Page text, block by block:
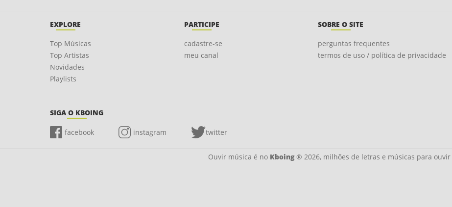
EXPLORE
Top Músicas
Top Artistas
Novidades
Playlists
PARTICIPE
cadastre-se
meu canal
SOBRE O SITE
perguntas frequentes
termos de uso / política de privacidade
SIGA O KBOING
facebook instagram twitter
Ouvir música é no Kboing® 2026, milhões de letras e músicas para ouvir